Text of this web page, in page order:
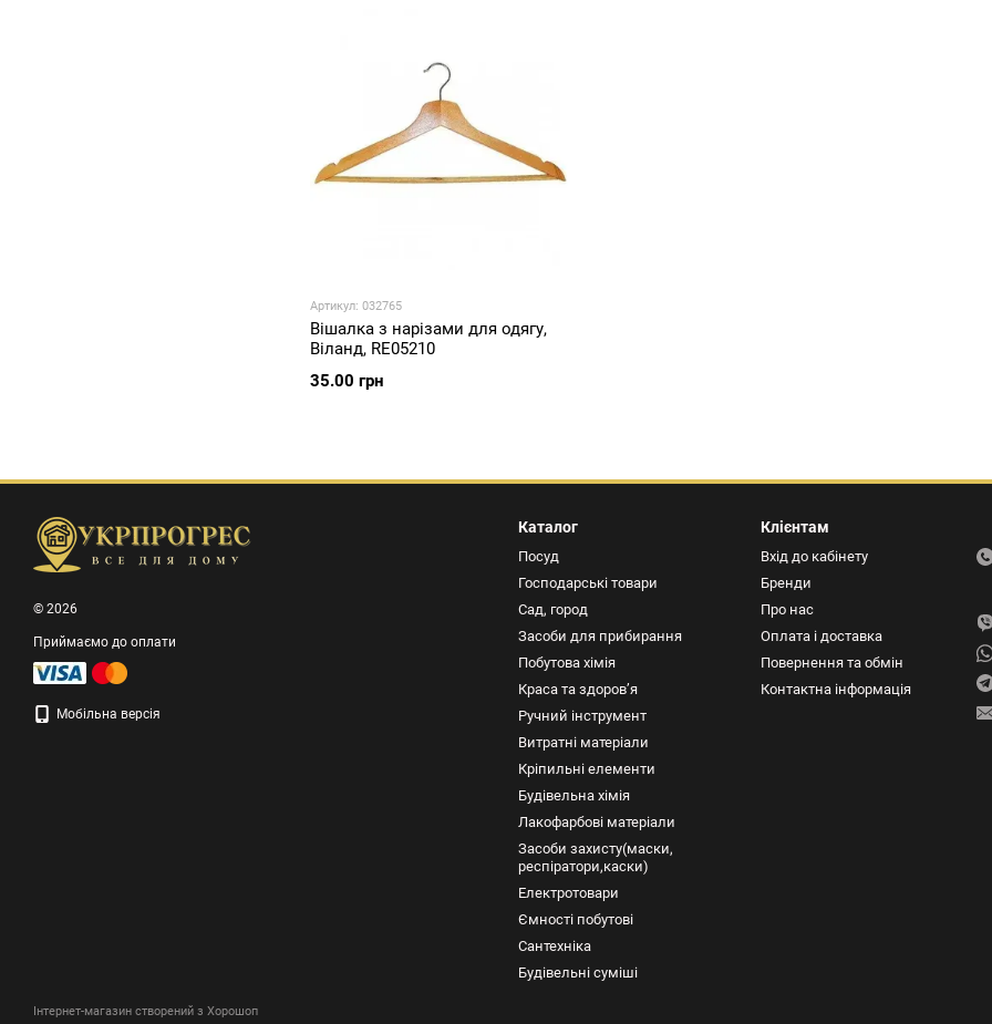
Артикул: 032765
Вішалка з нарізами для одягу,
Віланд, RE05210
35.00 грн
© 2026
Приймаємо до оплати
Мобільна версія
Інтернет-магазин створений з Хорошоп
Каталог
Посуд
Господарські товари
Сад, город
Засоби для прибирання
Побутова хімія
Краса та здоров’я
Ручний інструмент
Витратні матеріали
Кріпильні елементи
Будівельна хімія
Лакофарбові матеріали
Засоби захисту(маски,
респіратори,каски)
Електротовари
Ємності побутові
Сантехніка
Будівельні суміші
Клієнтам
Вхід до кабінету
Бренди
Про нас
Оплата і доставка
Повернення та обмін
Контактна інформація